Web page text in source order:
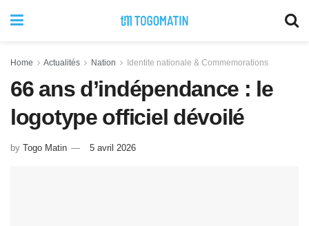
Home Actualités Nation Identite nationale & Commemorations
66 ans d’indépendance : le
logotype officiel dévoilé
by Togo Matin 5 avril 2026